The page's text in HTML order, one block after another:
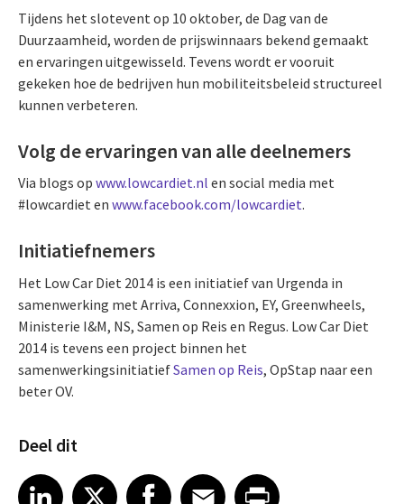
Tijdens het slotevent op 10 oktober, de Dag van de
Duurzaamheid, worden de prijswinnaars bekend gemaakt
en ervaringen uitgewisseld. Tevens wordt er vooruit
gekeken hoe de bedrijven hun mobiliteitsbeleid structureel
kunnen verbeteren.
Volg de ervaringen van alle deelnemers
Via blogs op www.lowcardiet.nl en social media met
#lowcardiet en www.facebook.com/lowcardiet.
Initiatiefnemers
Het Low Car Diet 2014 is een initiatief van Urgenda in
samenwerking met Arriva, Connexxion, EY, Greenwheels,
Ministerie I&M, NS, Samen op Reis en Regus. Low Car Diet
2014 is tevens een project binnen het
samenwerkingsinitiatiefSamen op Reis, OpStap naar een
beter OV.
Deel dit
Share article on LinkedIn
LinkedIn
Share article on XShare article on Facebook
Facebook
Share article on Email
EmailShare article on Print